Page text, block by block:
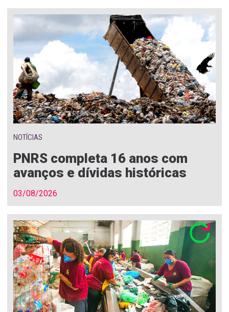
NOTÍCIAS
PNRS completa 16 anos com
avanços e dívidas históricas
03/08/2026